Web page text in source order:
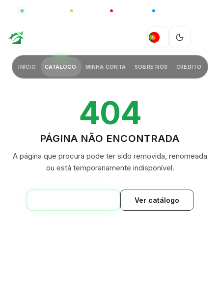
GLOBAL CHINA
PT
INÍCIO CATÁLOGO MINHA CONTA SOBRE NÓS CRÉDITO
404
PÁGINA NÃO ENCONTRADA
A página que procura pode ter sido removida, renomeada
ou está temporariamente indisponível.
Ver catálogo